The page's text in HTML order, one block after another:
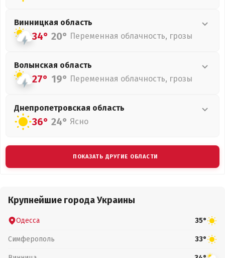
Винницкая область
34° 20° Переменная облачность, грозы
Волынская область
27° 19° Переменная облачность, грозы
Днепропетровская область
36° 24° Ясно
ПОКАЗАТЬ ДРУГИЕ ОБЛАСТИ
Крупнейшие города Украины
Одесса 35°
Симферополь 33°